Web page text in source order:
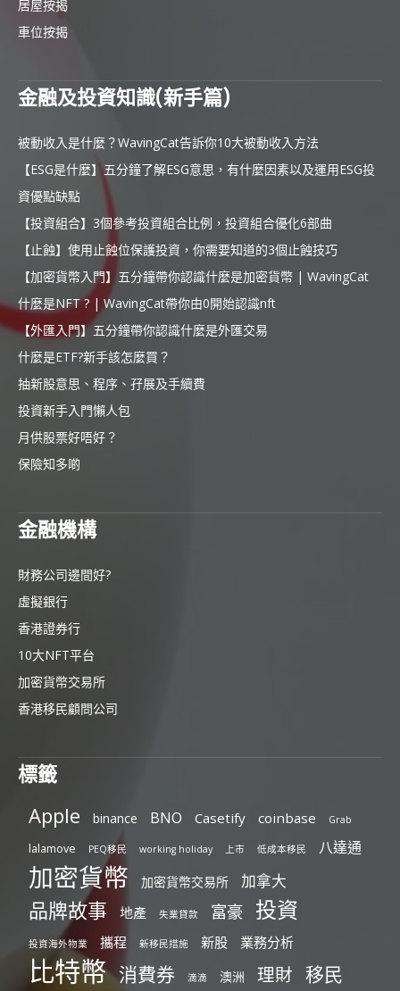
居屋按揭
車位按揭
金融及投資知識(新手篇)
被動收入是什麼？WavingCat告訴你10大被動收入方法
【ESG是什麼】五分鐘了解ESG意思，有什麼因素以及運用ESG投
資優點缺點
【投資組合】3個參考投資組合比例，投資組合優化6部曲
【止蝕】使用止蝕位保護投資，你需要知道的3個止蝕技巧
【加密貨幣入門】五分鐘帶你認識什麼是加密貨幣 | WavingCat
什麼是NFT ? | WavingCat帶你由0開始認識nft
【外匯入門】五分鐘帶你認識什麼是外匯交易
什麼是ETF?新手該怎麼買？
抽新股意思、程序、孖展及手續費
投資新手入門懶人包
月供股票好唔好？
保險知多啲
金融機構
財務公司邊間好?
虛擬銀行
香港證券行
10大NFT平台
加密貨幣交易所
香港移民顧問公司
標籤
Apple binance BNO Casetify coinbase Grab
lalamove PEQ移民 working holiday 上市 低成本移民 八達通
加密貨幣 加密貨幣交易所 加拿大
品牌故事 地產 失業貸款 富豪 投資
投資海外物業 攜程 新移民措施 新股 業務分析
比特幣 消費券 滴滴 澳洲 理財 移民